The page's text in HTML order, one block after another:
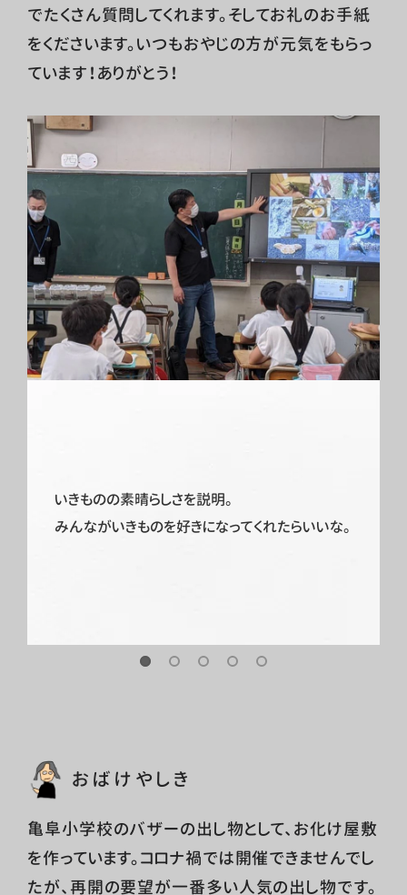
でたくさん質問してくれます。そしてお礼のお手紙
をくださいます。いつもおやじの方が元気をもらっ
ています！ありがとう！
いきものの素晴らしさを説明。
みんながいきものを好きになってくれたらいいな。
おばけやしき
亀阜小学校のバザーの出し物として、お化け屋敷
を作っています。コロナ禍では開催できませんでし
たが、再開の要望が一番多い人気の出し物です。